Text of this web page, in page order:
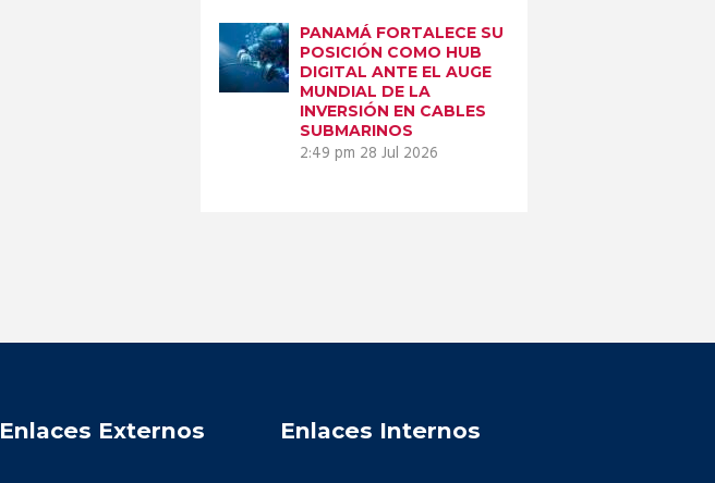
PANAMÁ FORTALECE SU
POSICIÓN COMO HUB
DIGITAL ANTE EL AUGE
MUNDIAL DE LA
INVERSIÓN EN CABLES
SUBMARINOS
2:49 pm 28 Jul 2026
Enlaces Externos Enlaces Internos